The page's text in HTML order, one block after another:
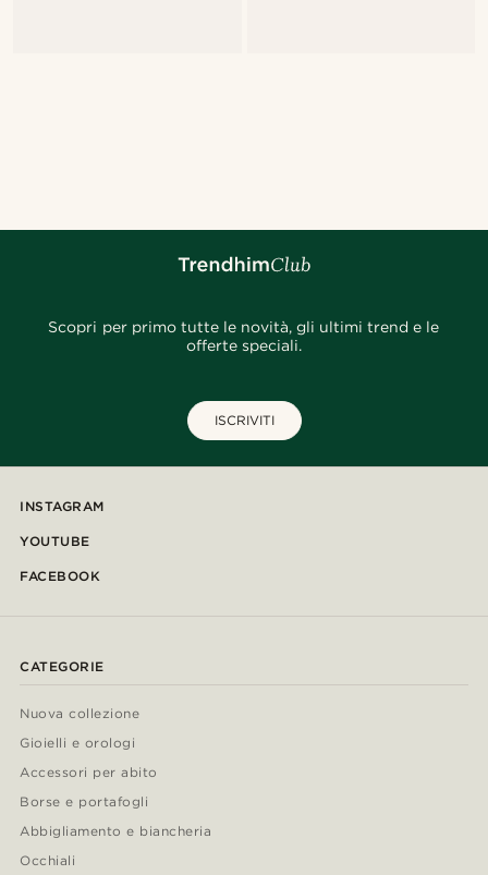
Scopri per primo tutte le novità, gli ultimi trend e le
offerte speciali.
ISCRIVITI
INSTAGRAM
YOUTUBE
FACEBOOK
CATEGORIE
Nuova collezione
Gioielli e orologi
Accessori per abito
Borse e portafogli
Abbigliamento e biancheria
Occhiali